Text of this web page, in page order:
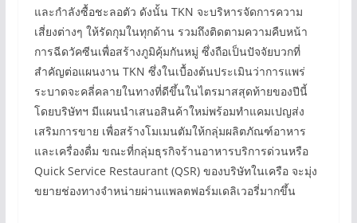
และกำลังซื้อชะลอตัว ดังนั้น TKN จะบริหารจัดการความ
เสี่ยงต่างๆ ให้รัดกุมในทุกด้าน รวมถึงติดตามความคืบหน้า
การฉีดวัคซีนเพื่อสร้างภูมิคุ้มกันหมู่ ซึ่งถือเป็นปัจจัยบวกที่
สำคัญต่อแผนงาน TKN ซึ่งในเบื้องต้นประเมินว่าการแพร่
ระบาดจะคลี่คลายในทางที่ดีขึ้นในไตรมาสสุดท้ายของปีนี้
โดยบริษัทฯ มีแผนนำเสนอสินค้าใหม่พร้อมทำแคมเปญส่ง
เสริมการขาย เพื่อสร้างโมเมนตัมให้กลุ่มผลิตภัณฑ์อาหาร
และเครื่องดื่ม ขณะที่กลุ่มธุรกิจร้านอาหารบริการด่วนหรือ
Quick Service Restaurant (QSR) ของบริษัทในเครือ จะมุ่ง
ขยายช่องทางจำหน่ายผ่านแพลตฟอร์มเดลิเวอรี่มากขึ้น